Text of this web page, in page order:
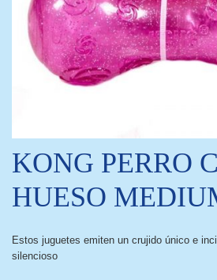
KONG PERRO
HUESO
Estos juguetes emiten un crujido único e
silencioso